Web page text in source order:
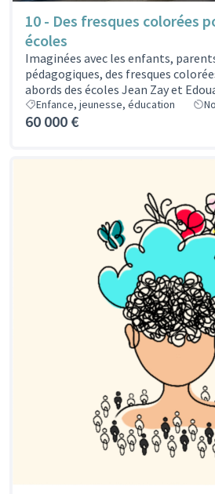
10 - Des fresques colorées
écoles
Imaginées avec les enfants,
pédagogiques, des fresques
abords des écoles Jean Zay et
Enfance, jeunesse, éducation
60 000 €